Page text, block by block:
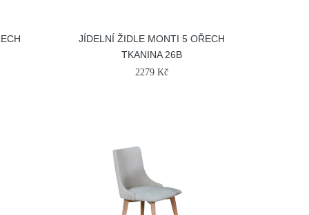
JÍDELNÍ ŽIDLE MONTI 5 OŘECH
TKANINA 26B
2279 Kč